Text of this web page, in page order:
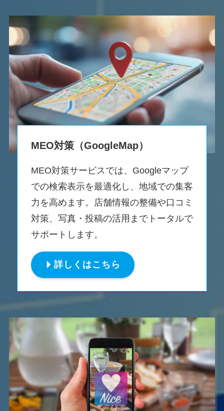
MEO対策（GoogleMap）
MEO対策サービスでは、Googleマップ
での検索表示を最適化し、地域での集客
力を高めます。店舗情報の整備や口コミ
対策、写真・投稿の活用までトータルで
サポートします。
詳しくはこちら